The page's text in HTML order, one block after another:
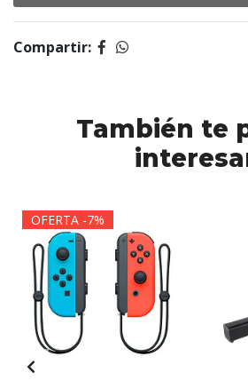
Compartir:
También te
OFERTA -7%